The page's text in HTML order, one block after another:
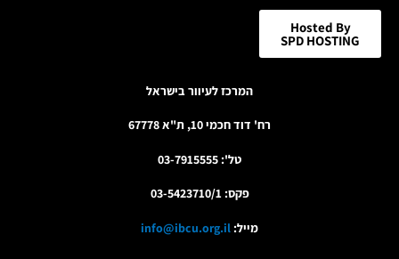
Hosted By
SPD HOSTING
המרכז לעיוור בישראל
רח' דוד חכמי 10, ת"א 67778
טל': 03-7915555
פקס: 03-5423710/1
מייל: info@ibcu.org.il